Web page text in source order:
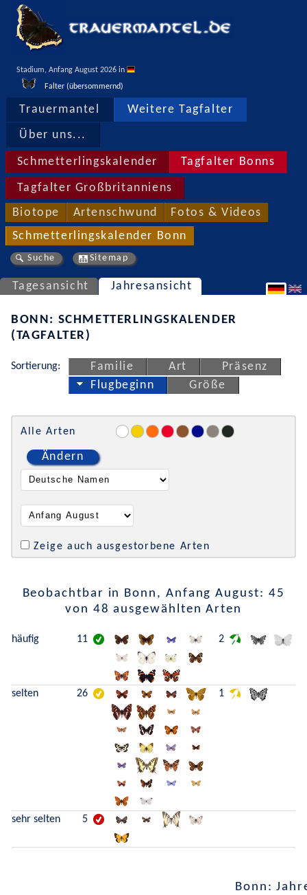
Stadium, Anfang August 2026 in
Falter (übersommernd)
Trauermantel Weitere Tagfalter
Über uns...
Schmetterlingskalender Tagfalter Bonns
Tagfalter Großbritanniens
Biotope Artenschwund Fotos & Videos
Schmetterlingskalender Bonn
Suche Sitemap
Tagesansicht Jahresansicht
BONN: SCHMETTERLINGSKALENDER
(TAGFALTER)
Sortierung: Familie Art
Präsenz
Flugbeginn
Größe
Alle Arten
Ändern
Zeige auch ausgestorbene Arten
Beobachtbar in Bonn, Anfang August: 45
von 48 ausgewählten Arten
häufig 11 2
selten 26 1
sehr selten 5
Bonn: